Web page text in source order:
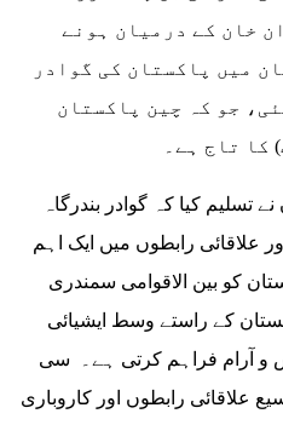
خان کے درمیان ہونے
میں پاکستان کی گوادر
جو کہ چین پاکستان
کا تاج ہے۔
تسلیم کیا کہ گوادر بندرگاہ
رابطوں میں ایک اہم
کو بین الاقوامی سمندری
کے راستے وسط ایشیائی
و آرام فراہم کرتی ہے۔ سی
علاقائی رابطوں اور کاروباری